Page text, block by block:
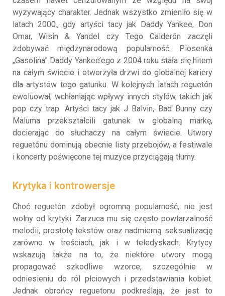
wyzywający charakter. Jednak wszystko zmieniło się w
latach 2000., gdy artyści tacy jak Daddy Yankee, Don
Omar, Wisin & Yandel czy Tego Calderón zaczęli
zdobywać międzynarodową popularność. Piosenka
„Gasolina” Daddy Yankee’ego z 2004 roku stała się hitem
na całym świecie i otworzyła drzwi do globalnej kariery
dla artystów tego gatunku. W kolejnych latach reguetón
ewoluował, wchłaniając wpływy innych stylów, takich jak
pop czy trap. Artyści tacy jak J Balvin, Bad Bunny czy
Maluma przekształcili gatunek w globalną markę,
docierając do słuchaczy na całym świecie. Utwory
reguetónu dominują obecnie listy przebojów, a festiwale
i koncerty poświęcone tej muzyce przyciągają tłumy.
Krytyka i kontrowersje
Choć reguetón zdobył ogromną popularność, nie jest
wolny od krytyki. Zarzuca mu się często powtarzalność
melodii, prostotę tekstów oraz nadmierną seksualizację
zarówno w treściach, jak i w teledyskach. Krytycy
wskazują także na to, że niektóre utwory mogą
propagować szkodliwe wzorce, szczególnie w
odniesieniu do ról płciowych i przedstawiania kobiet.
Jednak obrońcy reguetonu podkreślają, że jest to